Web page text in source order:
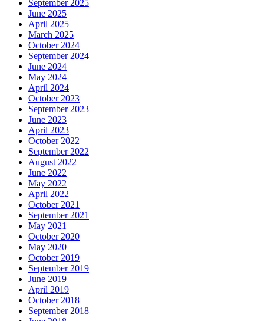
September 2025
June 2025
April 2025
March 2025
October 2024
September 2024
June 2024
May 2024
April 2024
October 2023
September 2023
June 2023
April 2023
October 2022
September 2022
August 2022
June 2022
May 2022
April 2022
October 2021
September 2021
May 2021
October 2020
May 2020
October 2019
September 2019
June 2019
April 2019
October 2018
September 2018